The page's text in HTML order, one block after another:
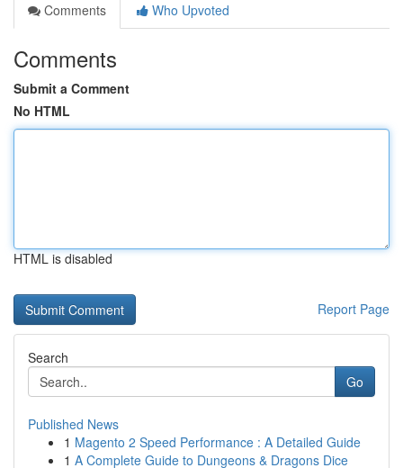
Comments
Who Upvoted
Comments
Submit a Comment
No HTML
HTML is disabled
Report Page
Search
Go
Published News
1 Magento 2 Speed Performance : A Detailed Guide
1 A Complete Guide to Dungeons & Dragons Dice